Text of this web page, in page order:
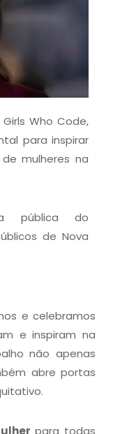
Who Code,
para inspirar
mulheres na
pública do
de Nova
e celebramos
e inspiram na
não apenas
abre portas
para todas